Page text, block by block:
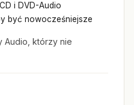
i DVD-Audio
być nowocześniejsze
Audio, którzy nie